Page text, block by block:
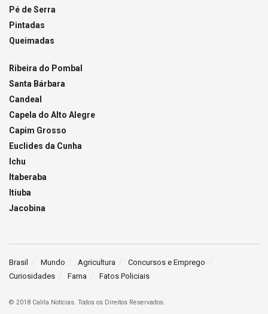
Pé de Serra
Pintadas
Queimadas
Ribeira do Pombal
Santa Bárbara
Candeal
Capela do Alto Alegre
Capim Grosso
Euclides da Cunha
Ichu
Itaberaba
Itiuba
Jacobina
Brasil Mundo Agricultura
Concursos e Emprego
Curiosidades
Fama Fatos Policiais
© 2018 Calila Notícias. Todos os Direitos Reservados.